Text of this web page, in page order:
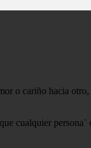
o cariño hacia otro,
cualquier persona¨